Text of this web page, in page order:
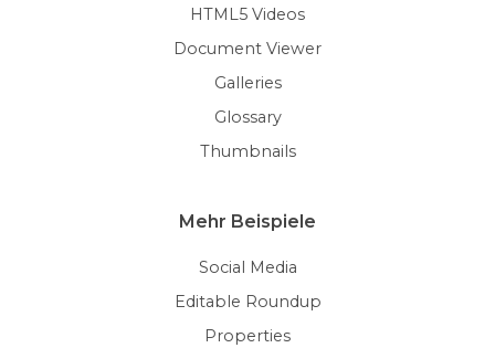
HTML5 Videos
Document Viewer
Galleries
Glossary
Thumbnails
Mehr Beispiele
Social Media
Editable Roundup
Properties